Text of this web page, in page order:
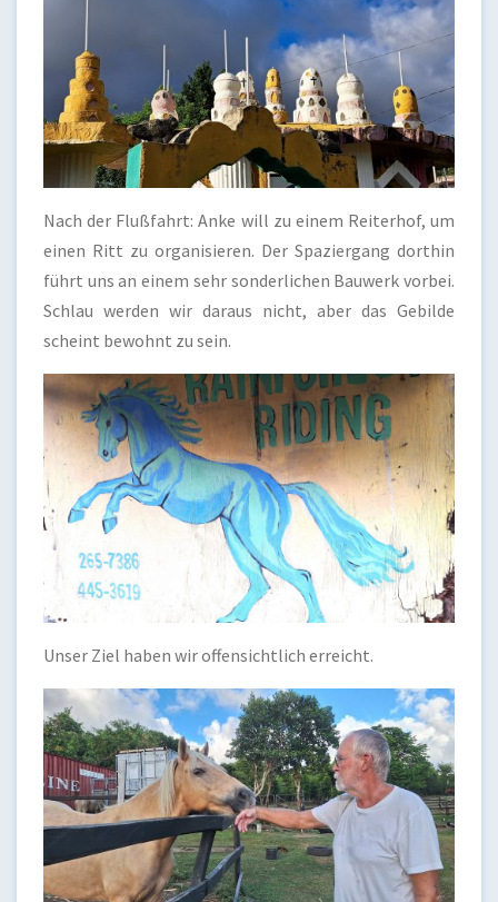
Nach der Flußfahrt: Anke will zu einem Reiterhof, um
einen Ritt zu organisieren. Der Spaziergang dorthin
führt uns an einem sehr sonderlichen Bauwerk vorbei.
Schlau werden wir daraus nicht, aber das Gebilde
scheint bewohnt zu sein.
Unser Ziel haben wir offensichtlich erreicht.